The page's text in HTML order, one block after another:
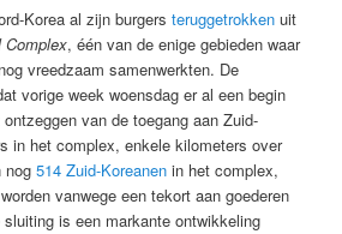
Korea al zijn burgersteruggetrokken uit
Complex, één van de enige gebieden waar
vreedzaam samenwerkten. De
vorige week woensdag er al een begin
van de toegang aan Zuid-
in het complex, enkele kilometers over
nog514 Zuid-Koreanen in het complex,
vanwege een tekort aan goederen
is een markante ontwikkeling